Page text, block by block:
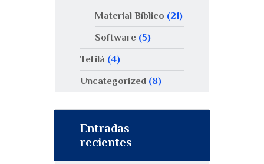
Material Bíblico (21)
Software(5)
Tefilá (4)
Uncategorized (8)
Entradas
recientes